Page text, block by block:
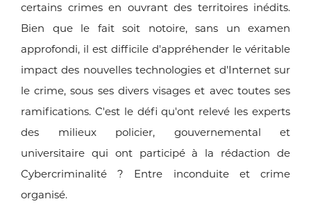
certains crimes en ouvrant des territoires inédits.
Bien que le fait soit notoire, sans un examen
approfondi, il est difficile d'appréhender le véritable
impact des nouvelles technologies et d'Internet sur
le crime, sous ses divers visages et avec toutes ses
ramifications. C'est le défi qu'ont relevé les experts
des milieux policier, gouvernemental et
universitaire qui ont participé à la rédaction de
Cybercriminalité ? Entre inconduite et crime
organisé.